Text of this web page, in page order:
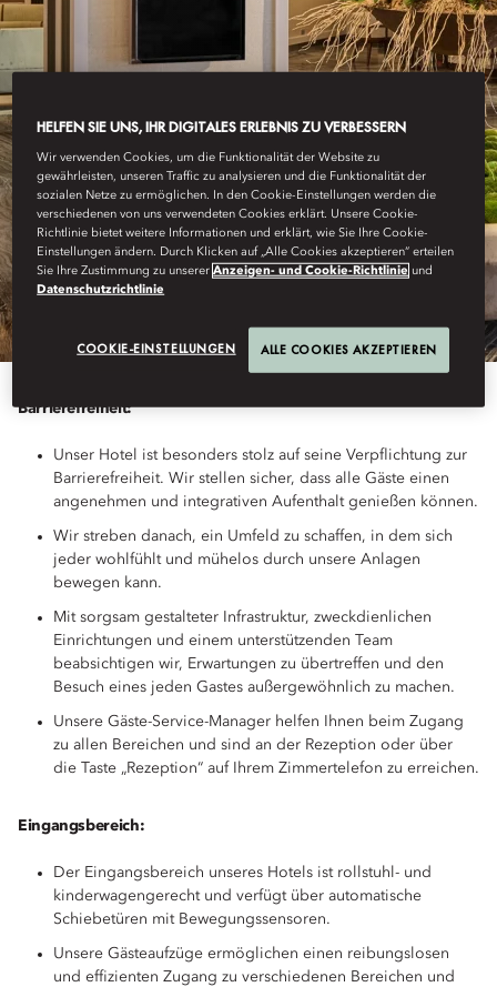
SINGAPUR
ZUGANG
Barrierefreiheit:
Unser Hotel ist besonders stolz auf seine Verpflichtung zur
Barrierefreiheit. Wir stellen sicher, dass alle Gäste einen
angenehmen und integrativen Aufenthalt genießen können.
Wir streben danach, ein Umfeld zu schaffen, in dem sich
jeder wohlfühlt und mühelos durch unsere Anlagen
bewegen kann.
Mit sorgsam gestalteter Infrastruktur, zweckdienlichen
Einrichtungen und einem unterstützenden Team
beabsichtigen wir, Erwartungen zu übertreffen und den
Besuch eines jeden Gastes außergewöhnlich zu machen.
Unsere Gäste-Service-Manager helfen Ihnen beim Zugang
zu allen Bereichen und sind an der Rezeption oder über
die Taste „Rezeption“ auf Ihrem Zimmertelefon zu erreichen.
Eingangsbereich:
Der Eingangsbereich unseres Hotels ist rollstuhl- und
kinderwagengerecht und verfügt über automatische
Schiebetüren mit Bewegungssensoren.
Unsere Gästeaufzüge ermöglichen einen reibungslosen
und effizienten Zugang zu verschiedenen Bereichen und
HELFEN SIE UNS, IHR DIGITALES ERLEBNIS ZU VERBESSERN
Wir verwenden Cookies, um die Funktionalität der Website zu
gewährleisten, unseren Traffic zu analysieren und die Funktionalität der
sozialen Netze zu ermöglichen. In den Cookie-Einstellungen werden die
verschiedenen von uns verwendeten Cookies erklärt. Unsere Cookie-
Richtlinie bietet weitere Informationen und erklärt, wie Sie Ihre Cookie-
Einstellungen ändern. Durch Klicken auf „Alle Cookies akzeptieren“ erteilen
Sie Ihre Zustimmung zu unsererAnzeigen- und Cookie-Richtlinie und
Datenschutzrichtlinie
COOKIE-EINSTELLUNGEN ALLE COOKIES AKZEPTIEREN